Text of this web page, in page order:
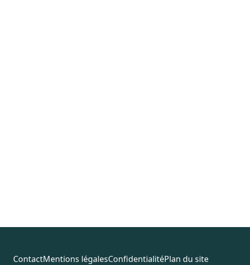
ContactMentions légalesConfidentialitéPlan du site